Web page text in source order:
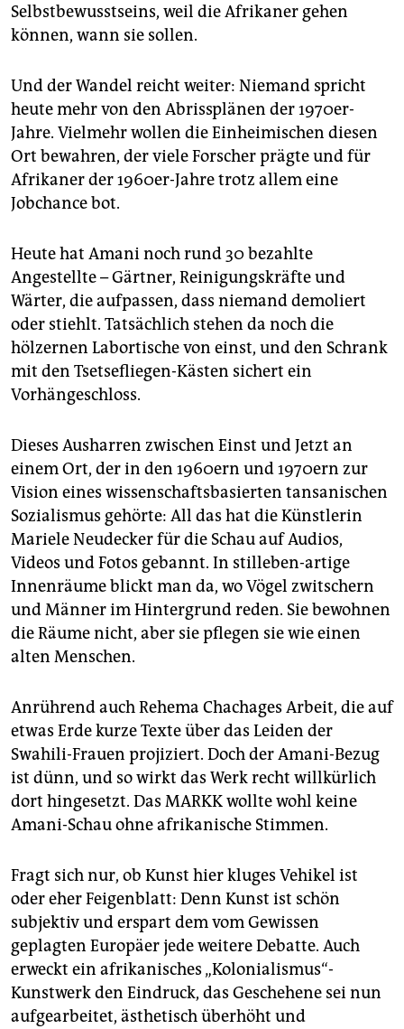
Selbstbewusstseins, weil die Afrikaner gehen
können, wann sie sollen.
Und der Wandel reicht weiter: Niemand spricht
heute mehr von den Abrissplänen der 1970er-
Jahre. Vielmehr wollen die Einheimischen diesen
Ort bewahren, der viele Forscher prägte und für
Afrikaner der 1960er-Jahre trotz allem eine
Jobchance bot.
Heute hat Amani noch rund 30 bezahlte
Angestellte – Gärtner, Reinigungskräfte und
Wärter, die aufpassen, dass niemand demoliert
oder stiehlt. Tatsächlich stehen da noch die
hölzernen Labortische von einst, und den Schrank
mit den Tsetsefliegen-Kästen sichert ein
Vorhängeschloss.
Dieses Ausharren zwischen Einst und Jetzt an
einem Ort, der in den 1960ern und 1970ern zur
Vision eines wissenschaftsbasierten tansanischen
Sozialismus gehörte: All das hat die Künstlerin
Mariele Neudecker für die Schau auf Audios,
Videos und Fotos gebannt. In stilleben-artige
Innenräume blickt man da, wo Vögel zwitschern
und Männer im Hintergrund reden. Sie bewohnen
die Räume nicht, aber sie pflegen sie wie einen
alten Menschen.
Anrührend auch Rehema Chachages Arbeit, die auf
etwas Erde kurze Texte über das Leiden der
Swahili-Frauen projiziert. Doch der Amani-Bezug
ist dünn, und so wirkt das Werk recht willkürlich
dort hingesetzt. Das MARKK wollte wohl keine
Amani-Schau ohne afrikanische Stimmen.
Fragt sich nur, ob Kunst hier kluges Vehikel ist
oder eher Feigenblatt: Denn Kunst ist schön
subjektiv und erspart dem vom Gewissen
geplagten Europäer jede weitere Debatte. Auch
erweckt ein afrikanisches „Kolonialismus“-
Kunstwerk den Eindruck, das Geschehene sei nun
aufgearbeitet, ästhetisch überhöht und